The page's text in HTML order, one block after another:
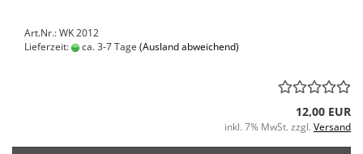
Art.Nr.: WK 2012
Lieferzeit:
ca. 3-7 Tage (Ausland abweichend)
12,00 EUR
inkl. 7% MwSt. zzgl. Versand